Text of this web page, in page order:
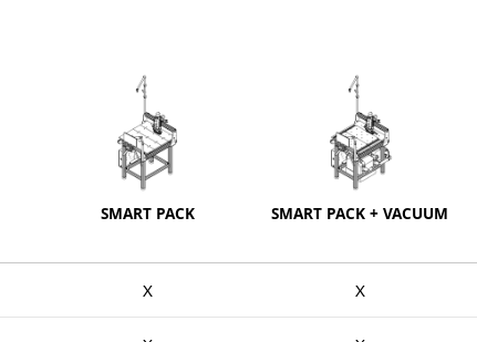
SMART PACK SMART PACK + VACUUM
X X